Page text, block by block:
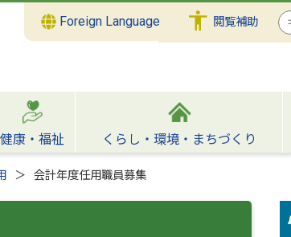
Foreign Language 閲覧補助
検
索
健康・福祉 くらし・環境・まちづくり
会計年度任用職員募集